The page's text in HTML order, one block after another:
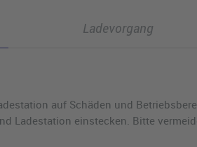
Ladevorgang
auf Schäden und
Ladestation einstecken. Bitte